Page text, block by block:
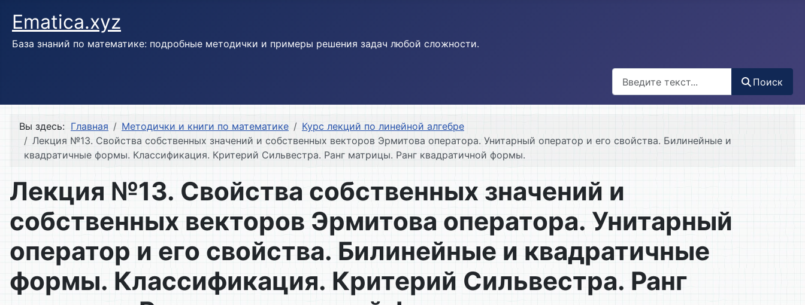
Ematica.xyz
База знаний по математике: подробные методички и примеры решения задач любой сложности.
Поиск
Вы здесь: Главная Методички и книги по математике
Курс лекций по линейной алгебре
Лекция №13. Свойства собственных значений и собственных векторов Эрмитова оператора. Унитарный оператор и его свойства. Билинейные и
квадратичные формы. Классификация. Критерий Сильвестра. Ранг матрицы. Ранг квадратичной формы.
Лекция №13. Свойства собственных значений и
собственных векторов Эрмитова оператора. Унитарный
оператор и его свойства. Билинейные и квадратичные
формы. Классификация. Критерий Сильвестра. Ранг